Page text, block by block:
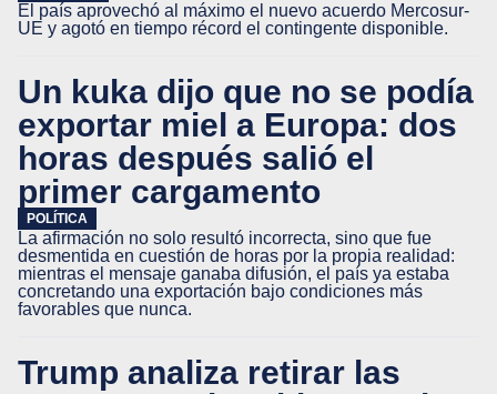
El país aprovechó al máximo el nuevo acuerdo Mercosur-
UE y agotó en tiempo récord el contingente disponible.
Un kuka dijo que no se podía
exportar miel a Europa: dos
horas después salió el
primer cargamento
POLÍTICA
La afirmación no solo resultó incorrecta, sino que fue
desmentida en cuestión de horas por la propia realidad:
mientras el mensaje ganaba difusión, el país ya estaba
concretando una exportación bajo condiciones más
favorables que nunca.
Trump analiza retirar las